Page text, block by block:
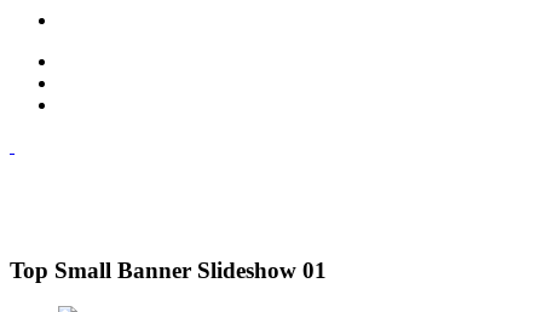
Top Small Banner Slideshow 01